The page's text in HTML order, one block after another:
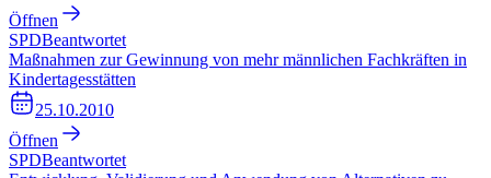
Öffnen
SPDBeantwortet
Maßnahmen zur Gewinnung von mehr männlichen Fachkräften in
Kindertagesstätten
25.10.2010
Öffnen
SPDBeantwortet